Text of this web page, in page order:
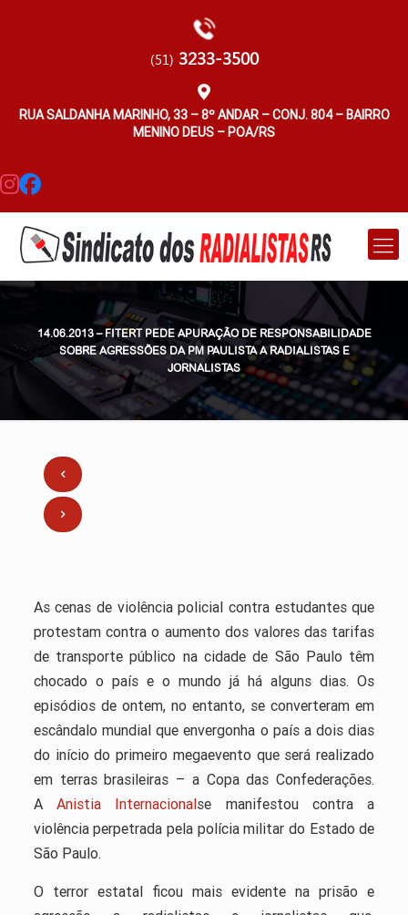
(51) 3233-3500
RUA SALDANHA MARINHO, 33 – 8º ANDAR – CONJ. 804 – BAIRRO
MENINO DEUS – POA/RS
14.06.2013 – FITERT PEDE APURAÇÃO DE RESPONSABILIDADE
SOBRE AGRESSÕES DA PM PAULISTA A RADIALISTAS E
JORNALISTAS
As cenas de violência policial contra estudantes que
protestam contra o aumento dos valores das tarifas
de transporte público na cidade de São Paulo têm
chocado o país e o mundo já há alguns dias. Os
episódios de ontem, no entanto, se converteram em
escândalo mundial que envergonha o país a dois dias
do início do primeiro megaevento que será realizado
em terras brasileiras – a Copa das Confederações.
AAnistia Internacionalse manifestou contra a
violência perpetrada pela polícia militar do Estado de
São Paulo.
O terror estatal ficou mais evidente na prisão e